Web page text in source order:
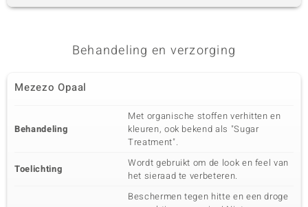
Karaatgewicht som Slijpvorm
Prong
Behandeling en verzorging
Mezezo Opaal
Behandeling
Met organische stoffen verhitten en
kleuren, ook bekend als "Sugar
Treatment".
Toelichting
Wordt gebruikt om de look en feel van
het sieraad te verbeteren.
Beschermen tegen hitte en een droge